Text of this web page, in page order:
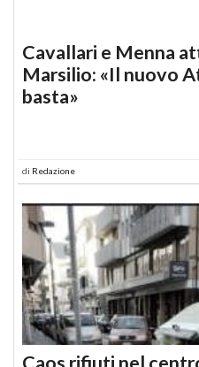
Cavallari e Menna
Marsilio: «Il nuovo
basta»
di Redazione
Caos rifiuti nel